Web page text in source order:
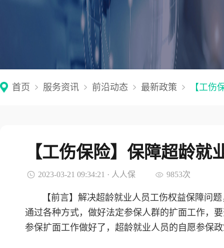
首页 服务资讯 前沿动态 最新政策 【工伤
【工伤保险】保障超龄
2023-03-21 09:34:21 · 人人保 9853次
【前言】解决超龄就业人员工伤权益保障问
通过各种方式，做好法定参保人群的扩面工作，
参保扩面工作做好了，超龄就业人员的自愿参保